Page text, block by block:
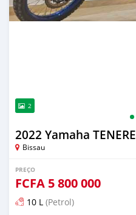
2
2022 Yamaha TENERE
Bissau
PREÇO
FCFA 5 800 000
10 L (Petrol)